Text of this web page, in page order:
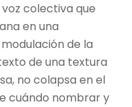
colectiva que
en una
de la
de una textura
no colapsa en el
cuándo nombrar y